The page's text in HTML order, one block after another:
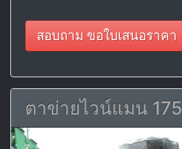
สอบถาม ขอใบเสนอราคา
ตาข่ายไวน์แมน 175